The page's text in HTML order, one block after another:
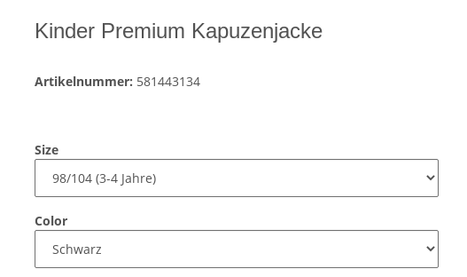
Kinder Premium Kapuzenjacke
Artikelnummer: 581443134
Size
Color